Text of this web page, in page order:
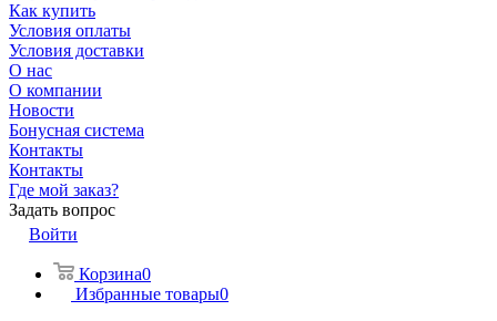
Как купить
Условия оплаты
Условия доставки
О нас
О компании
Новости
Бонусная система
Контакты
Контакты
Где мой заказ?
Задать вопрос
Войти
Корзина0
Избранные товары0